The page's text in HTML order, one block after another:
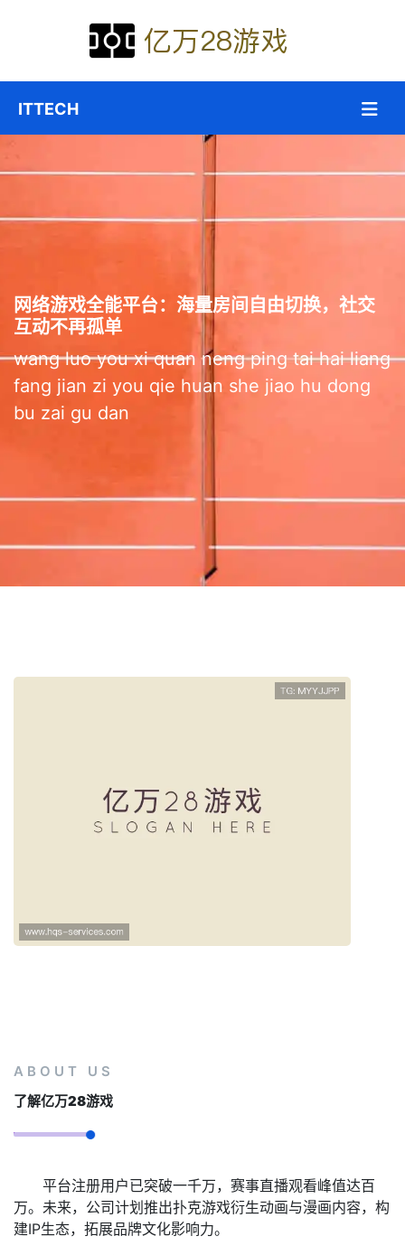
网络游戏全能平台：海量房间自由切换，社交
互动不再孤单
wang luo you xi quan neng ping tai hai liang
fang jian zi you qie huan she jiao hu dong
bu zai gu dan
ABOUT US
了解亿万28游戏
平台注册用户已突破一千万，赛事直播观看峰值达百
万。未来，公司计划推出扑克游戏衍生动画与漫画内容，构
建IP生态，拓展品牌文化影响力。